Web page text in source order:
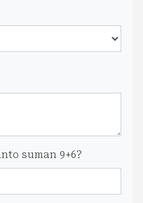
suman 9+6?